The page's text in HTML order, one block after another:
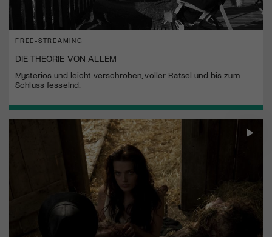
FREE-STREAMING
DIE THEORIE VON ALLEM
Mysteriös und leicht verschroben, voller Rätsel und bis zum
Schluss fesselnd.